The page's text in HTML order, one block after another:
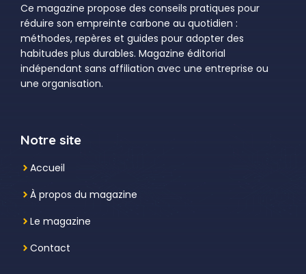
Ce magazine propose des conseils pratiques pour
réduire son empreinte carbone au quotidien :
méthodes, repères et guides pour adopter des
habitudes plus durables. Magazine éditorial
indépendant sans affiliation avec une entreprise ou
une organisation.
Notre site
Accueil
À propos du magazine
Le magazine
Contact